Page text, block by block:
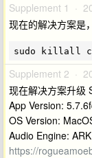
Supplement 1 ·
现在的解决方案是
Supplement 2 ·
现在解决方案升级
App Version:
OS Version:
Audio Engine:
https://